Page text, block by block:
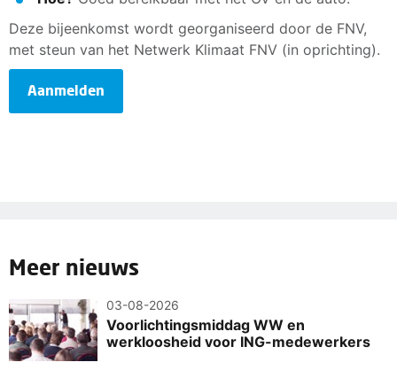
Deze bijeenkomst wordt georganiseerd door de FNV,
met steun van het Netwerk Klimaat FNV (in oprichting).
Aanmelden
Meer nieuws
03-08-2026
Voorlichtingsmiddag WW en
werkloosheid voor ING-medewerkers